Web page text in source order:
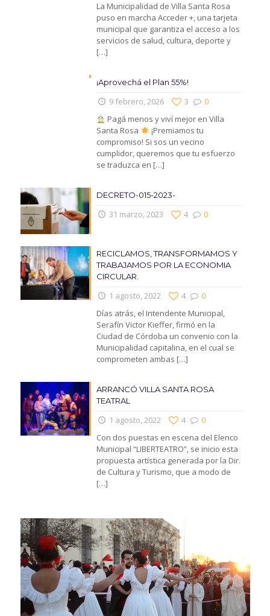
La Municipalidad de Villa Santa Rosa
puso en marcha Acceder +, una tarjeta
municipal que garantiza el acceso a los
servicios de salud, cultura, deporte y
[…]
¡Aprovechá el Plan 55%!
9 febrero, 2026 0
3
Pagá menos y viví mejor en Villa
Santa Rosa
¡Premiamos tu
compromiso! Si sos un vecino
cumplidor, queremos que tu esfuerzo
se traduzca en […]
DECRETO-015-2023-
31 marzo, 2023 0
4
RECICLAMOS, TRANSFORMAMOS Y
TRABAJAMOS POR LA ECONOMIA
CIRCULAR.
1 agosto, 2022 0
4
Días atrás, el Intendente Municipal,
Serafín Victor Kieffer, firmó en la
Ciudad de Córdoba un convenio con la
Municipalidad capitalina, en el cual se
comprometen ambas […]
ARRANCÓ VILLA SANTA ROSA
TEATRAL
1 agosto, 2022 0
4
Con dos puestas en escena del Elenco
Municipal “LIBERTEATRO”, se inicio esta
propuesta artística generada por la Dir.
de Cultura y Turismo, que a modo de
[…]